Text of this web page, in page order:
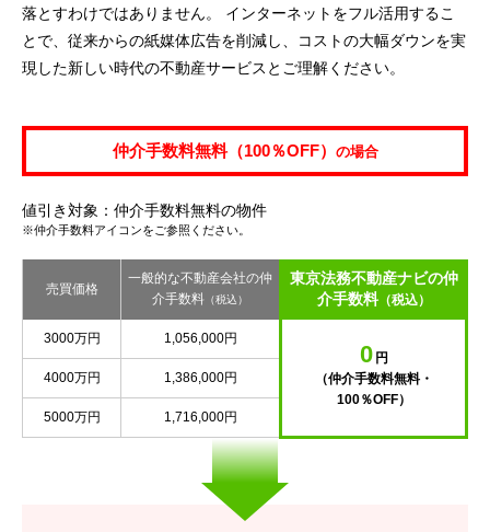
落とすわけではありません。 インターネットをフル活用するこ
とで、従来からの紙媒体広告を削減し、コストの大幅ダウンを実
現した新しい時代の不動産サービスとご理解ください。
仲介手数料無料（100％OFF） の場合
値引き対象：仲介手数料無料の物件
※仲介手数料アイコンをご参照ください。
売買価格
一般的な不動産会社の仲
介手数料 （税込）
東京法務不動産ナビの仲
介手数料（税込）
3000万円 1,056,000円
0 円
（仲介手数料無料・
100％OFF）
4000万円 1,386,000円
5000万円 1,716,000円